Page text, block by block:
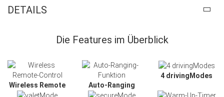
DETAILS
Die Features im Überblick
Wireless Remote Auto-Ranging
4 drivingModes